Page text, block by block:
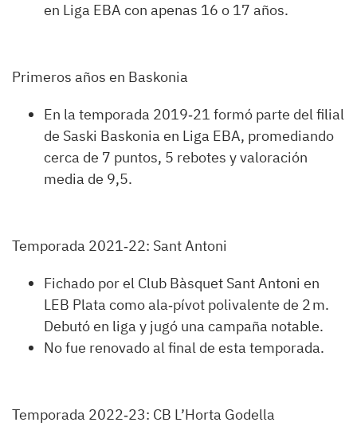
en Liga EBA con apenas 16 o 17 años.
Primeros años en Baskonia
En la temporada 2019‑21 formó parte del filial
de Saski Baskonia en Liga EBA, promediando
cerca de 7 puntos, 5 rebotes y valoración
media de 9,5.
Temporada 2021‑22: Sant Antoni
Fichado por el Club Bàsquet Sant Antoni en
LEB Plata como ala‑pívot polivalente de 2 m.
Debutó en liga y jugó una campaña notable.
No fue renovado al final de esta temporada.
Temporada 2022‑23: CB L’Horta Godella